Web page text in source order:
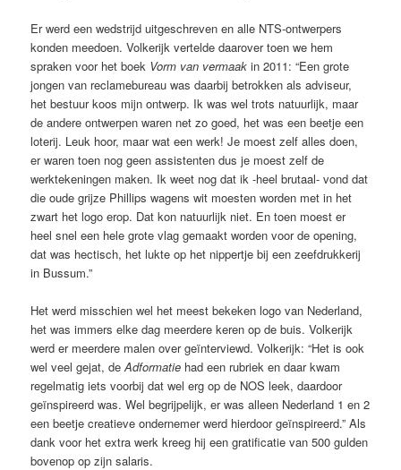
Er werd een wedstrijd uitgeschreven en alle NTS-ontwerpers
konden meedoen. Volkerijk vertelde daarover toen we hem
spraken voor het boek Vorm van vermaak in 2011: “Een grote
jongen van reclamebureau was daarbij betrokken als adviseur,
het bestuur koos mijn ontwerp. Ik was wel trots natuurlijk, maar
de andere ontwerpen waren net zo goed, het was een beetje een
loterij. Leuk hoor, maar wat een werk! Je moest zelf alles doen,
er waren toen nog geen assistenten dus je moest zelf de
werktekeningen maken. Ik weet nog dat ik -heel brutaal- vond dat
die oude grijze Phillips wagens wit moesten worden met in het
zwart het logo erop. Dat kon natuurlijk niet. En toen moest er
heel snel een hele grote vlag gemaakt worden voor de opening,
dat was hectisch, het lukte op het nippertje bij een zeefdrukkerij
in Bussum.”
Het werd misschien wel het meest bekeken logo van Nederland,
het was immers elke dag meerdere keren op de buis. Volkerijk
werd er meerdere malen over geïnterviewd. Volkerijk: “Het is ook
wel veel gejat, deAdformatie had een rubriek en daar kwam
regelmatig iets voorbij dat wel erg op de NOS leek, daardoor
geïnspireerd was. Wel begrijpelijk, er was alleen Nederland 1 en 2
een beetje creatieve ondernemer werd hierdoor geïnspireerd.” Als
dank voor het extra werk kreeg hij een gratificatie van 500 gulden
bovenop op zijn salaris.